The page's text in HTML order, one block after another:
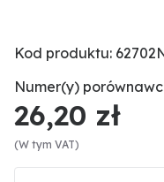
Kod produktu:
Numer(y)
26,20 zł
(W tym VAT)